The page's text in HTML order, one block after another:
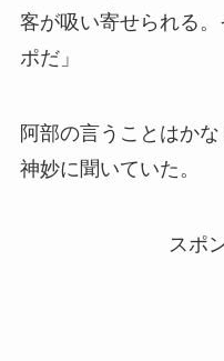
客が吸い寄せられる
ポだ」
阿部の言うことはか
神妙に聞いていた。
スポ